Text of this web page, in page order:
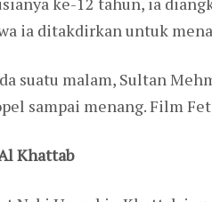
ia ditakdirkan untuk
suatu malam, Sultan
sampai menang. Film
Khattab